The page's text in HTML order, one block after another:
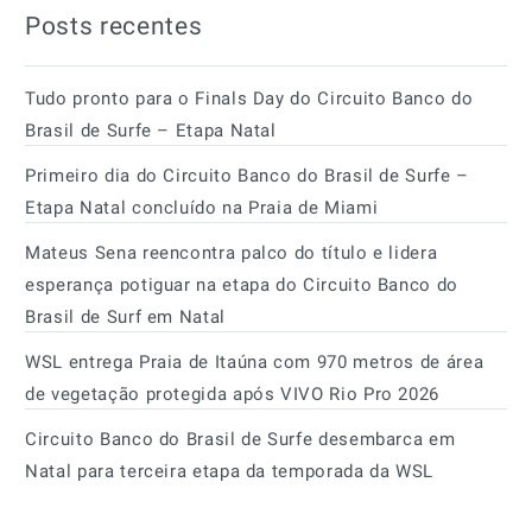
Posts recentes
Tudo pronto para o Finals Day do Circuito Banco do
Brasil de Surfe – Etapa Natal
Primeiro dia do Circuito Banco do Brasil de Surfe –
Etapa Natal concluído na Praia de Miami
Mateus Sena reencontra palco do título e lidera
esperança potiguar na etapa do Circuito Banco do
Brasil de Surf em Natal
WSL entrega Praia de Itaúna com 970 metros de área
de vegetação protegida após VIVO Rio Pro 2026
Circuito Banco do Brasil de Surfe desembarca em
Natal para terceira etapa da temporada da WSL